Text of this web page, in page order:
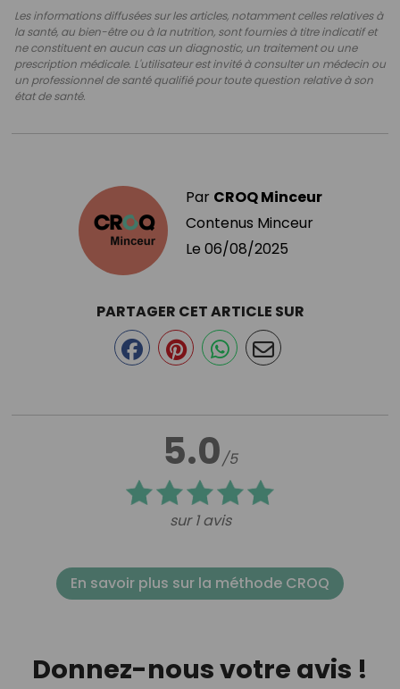
Les informations diffusées sur les articles, notamment celles relatives à
la santé, au bien-être ou à la nutrition, sont fournies à titre indicatif et
ne constituent en aucun cas un diagnostic, un traitement ou une
prescription médicale. L'utilisateur est invité à consulter un médecin ou
un professionnel de santé qualifié pour toute question relative à son
état de santé.
Par CROQ Minceur
Contenus Minceur
Le 06/08/2025
5.0/5
sur 1 avis
PARTAGER CET ARTICLE SUR
En savoir plus sur la méthode CROQ
Donnez-nous votre avis !